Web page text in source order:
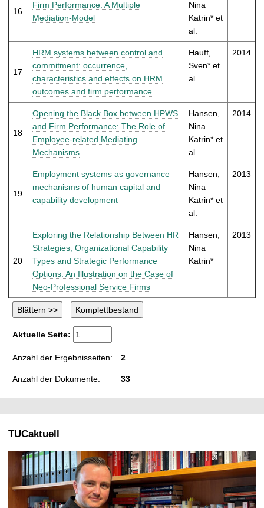
16
Firm Performance: A Multiple
Mediation-Model
Nina
Katrin* et
al.
17
HRM systems between control and
commitment: occurrence,
characteristics and effects on HRM
outcomes and firm performance
Hauff,
Sven* et
al.
2014
18
Opening the Black Box between HPWS
and Firm Performance: The Role of
Employee-related Mediating
Mechanisms
Hansen,
Nina
Katrin* et
al.
2014
19
Employment systems as governance
mechanisms of human capital and
capability development
Hansen,
Nina
Katrin* et
al.
2013
20
Exploring the Relationship Between HR
Strategies, Organizational Capability
Types and Strategic Performance
Options: An Illustration on the Case of
Neo-Professional Service Firms
Hansen,
Nina
Katrin*
2013
Aktuelle Seite:
Anzahl der Ergebnisseiten: 2
Anzahl der Dokumente: 33
TUCaktuell